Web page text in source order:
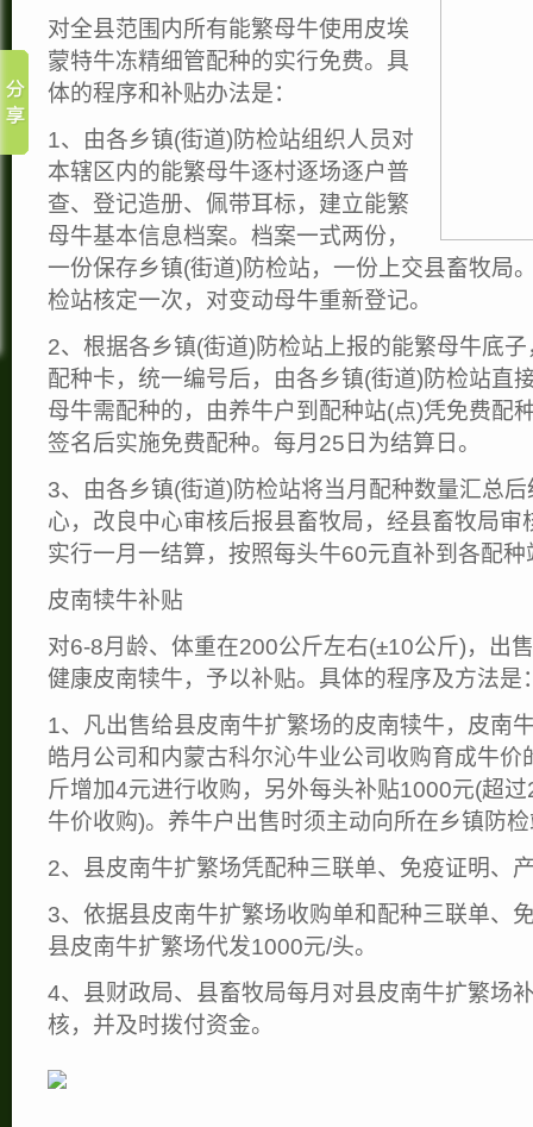
对全县范围内所有能繁母牛使用皮埃
蒙特牛冻精细管配种的实行免费。具
体的程序和补贴办法是：
1、由各乡镇(街道)防检站组织人员对
本辖区内的能繁母牛逐村逐场逐户普
查、登记造册、佩带耳标，建立能繁
母牛基本信息档案。档案一式两份，
一份保存乡镇(街道)防检站，一份上交县畜牧局
检站核定一次，对变动母牛重新登记。
2、根据各乡镇(街道)防检站上报的能繁母牛底
配种卡，统一编号后，由各乡镇(街道)防检站直
母牛需配种的，由养牛户到配种站(点)凭免费配
签名后实施免费配种。每月25日为结算日。
3、由各乡镇(街道)防检站将当月配种数量汇总
心，改良中心审核后报县畜牧局，经县畜牧局
实行一月一结算，按照每头牛60元直补到各配种
皮南犊牛补贴
对6-8月龄、体重在200公斤左右(±10公斤)，出
健康皮南犊牛，予以补贴。具体的程序及方法是
1、凡出售给县皮南牛扩繁场的皮南犊牛，皮南
皓月公司和内蒙古科尔沁牛业公司收购育成牛价
斤增加4元进行收购，另外每头补贴1000元(超
牛价收购)。养牛户出售时须主动向所在乡镇防
2、县皮南牛扩繁场凭配种三联单、免疫证明、
3、依据县皮南牛扩繁场收购单和配种三联单、
县皮南牛扩繁场代发1000元/头。
4、县财政局、县畜牧局每月对县皮南牛扩繁场
核，并及时拨付资金。